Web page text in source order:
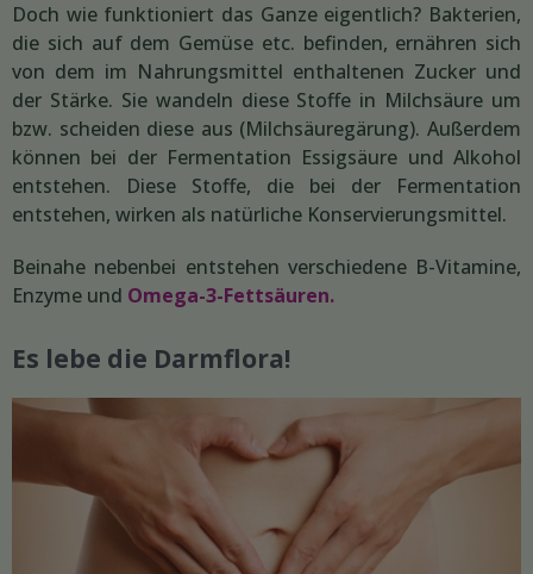
Doch wie funktioniert das Ganze eigentlich? Bakterien,
die sich auf dem Gemüse etc. befinden, ernähren sich
von dem im Nahrungsmittel enthaltenen Zucker und
der Stärke. Sie wandeln diese Stoffe in Milchsäure um
bzw. scheiden diese aus (Milchsäuregärung). Außerdem
können bei der Fermentation Essigsäure und Alkohol
entstehen. Diese Stoffe, die bei der Fermentation
entstehen, wirken als natürliche Konservierungsmittel.
Beinahe nebenbei entstehen verschiedene B-Vitamine,
Enzyme und Omega-3-Fettsäuren.
Es lebe die Darmflora!